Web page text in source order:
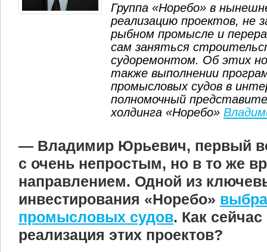
Группа «Норебо» в
реализацию проектов, не
рыбном промысле и
сам заняться
судоремонтом. Об этих
также выполнении
промысловых судов в
полномочный
холдинга «Норебо»
— Владимир Юрьевич, первый
с очень непростым, но в то же
направлением. Одной из
инвестирования «Норебо»
промысловых судов. Как
реализация этих проектов?